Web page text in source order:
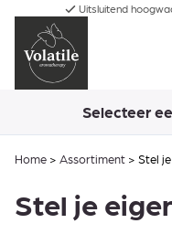
Uitsluitend
Selecteer
Home > Assortiment > Stel
Stel je